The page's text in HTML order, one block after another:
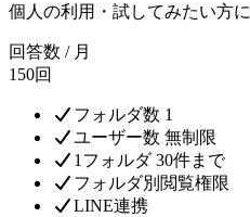
個人の利用・試してみたい方に
回答数 / 月
150回
フォルダ数 1
ユーザー数 無制限
1フォルダ 30件まで
フォルダ別閲覧権限
LINE連携